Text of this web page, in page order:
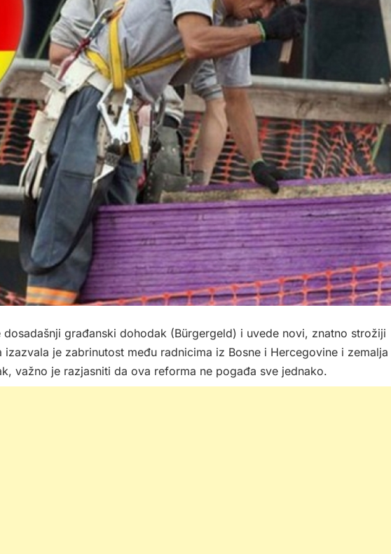
građanski dohodak (Bürgergeld) i uvede novi, znatno strožiji
je zabrinutost među radnicima iz Bosne i Hercegovine i zemalja
važno je razjasniti da ova reforma ne pogađa sve jednako.